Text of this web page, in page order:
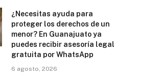
¿Necesitas ayuda para
proteger los derechos de un
menor? En Guanajuato ya
puedes recibir asesoría legal
gratuita por WhatsApp
6 agosto, 2026